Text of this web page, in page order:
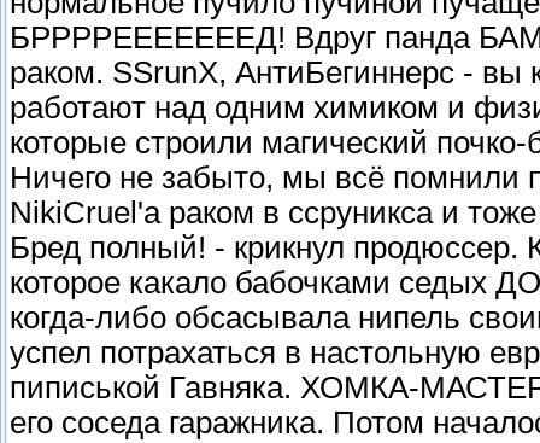
БРРРРЕЕЕЕЕЕЕД! Вдруг панда
раком. SSrunX, АнтиБегиннерс -
работают над одним химиком и
которые строили магический
Ничего не забыто, мы всё помнили
NikiCruel'a раком в ссруникса и
Бред полный! - крикнул продюссер.
которое какало бабочками седых
когда-либо обсасывала нипель
успел потрахаться в настольную
пиписькой Гавняка. ХОМКА-МАСТЕР
его соседа гаражника. Потом